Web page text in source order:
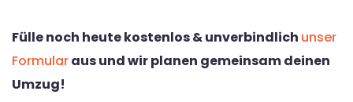
Fülle noch heute kostenlos & unverbindlich unser
Formularaus und wir planen gemeinsam deinen
Umzug!